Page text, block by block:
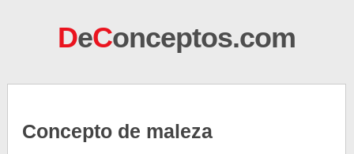
DeConceptos.com
Concepto de maleza